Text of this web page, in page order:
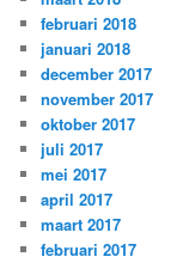
februari 2018
januari 2018
december 2017
november 2017
oktober 2017
juli 2017
mei 2017
april 2017
maart 2017
februari 2017